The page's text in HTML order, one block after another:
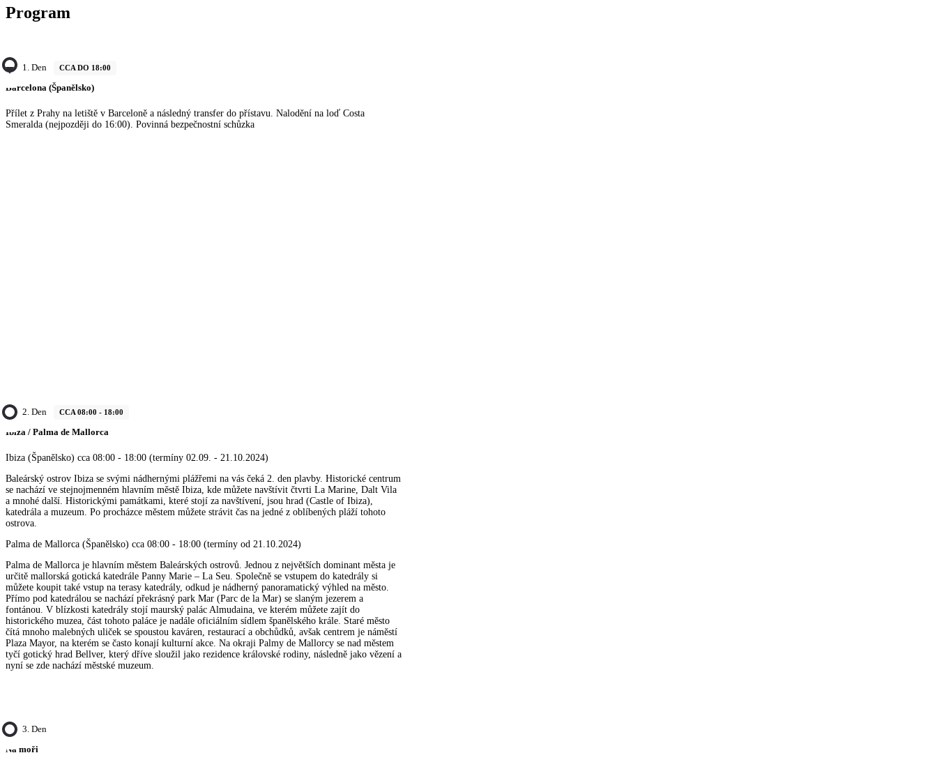
Program
1. Den CCA DO 18:00
Barcelona (Španělsko)
Přílet z Prahy na letiště v Barceloně a následný transfer do přístavu. Nalodění na loď Costa
Smeralda (nejpozději do 16:00). Povinná bezpečnostní schůzka
2. Den CCA 08:00 - 18:00
Ibiza / Palma de Mallorca
Ibiza (Španělsko) cca 08:00 - 18:00 (termíny 02.09. - 21.10.2024)
Baleárský ostrov Ibiza se svými nádhernými plážřemi na vás čeká 2. den plavby. Historické centrum
se nachází ve stejnojmenném hlavním městě Ibiza, kde můžete navštívit čtvrti La Marine, Dalt Vila
a mnohé další. Historickými památkami, které stojí za navštívení, jsou hrad (Castle of Ibiza),
katedrála a muzeum. Po procházce městem můžete strávit čas na jedné z oblíbených pláží tohoto
ostrova.
Palma de Mallorca (Španělsko) cca 08:00 - 18:00 (termíny od 21.10.2024)
Palma de Mallorca je hlavním městem Baleárských ostrovů. Jednou z největších dominant města je
určitě mallorská gotická katedrále Panny Marie – La Seu. Společně se vstupem do katedrály si
můžete koupit také vstup na terasy katedrály, odkud je nádherný panoramatický výhled na město.
Přímo pod katedrálou se nachází překrásný park Mar (Parc de la Mar) se slaným jezerem a
fontánou. V blízkosti katedrály stojí maurský palác Almudaina, ve kterém můžete zajít do
historického muzea, část tohoto paláce je nadále oficiálním sídlem španělského krále. Staré město
čítá mnoho malebných uliček se spoustou kaváren, restaurací a obchůdků, avšak centrem je náměstí
Plaza Mayor, na kterém se často konají kulturní akce. Na okraji Palmy de Mallorcy se nad městem
tyčí gotický hrad Bellver, který dříve sloužil jako rezidence královské rodiny, následně jako vězení a
nyní se zde nachází městské muzeum.
3. Den
Na moři